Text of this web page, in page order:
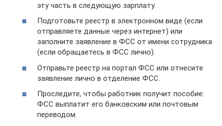
эту часть в следующую зарплату.
Подготовьте реестр в электронном виде (если
отправляете данные через интернет) или
заполните заявление в ФСС от имени сотрудника
(если обращаетесь в ФСС лично).
Отправьте реестр на портал ФСС или отнесите
заявление лично в отделение ФСС.
Проследите, чтобы работник получит пособие:
ФСС выплатит его банковским или почтовым
переводом.